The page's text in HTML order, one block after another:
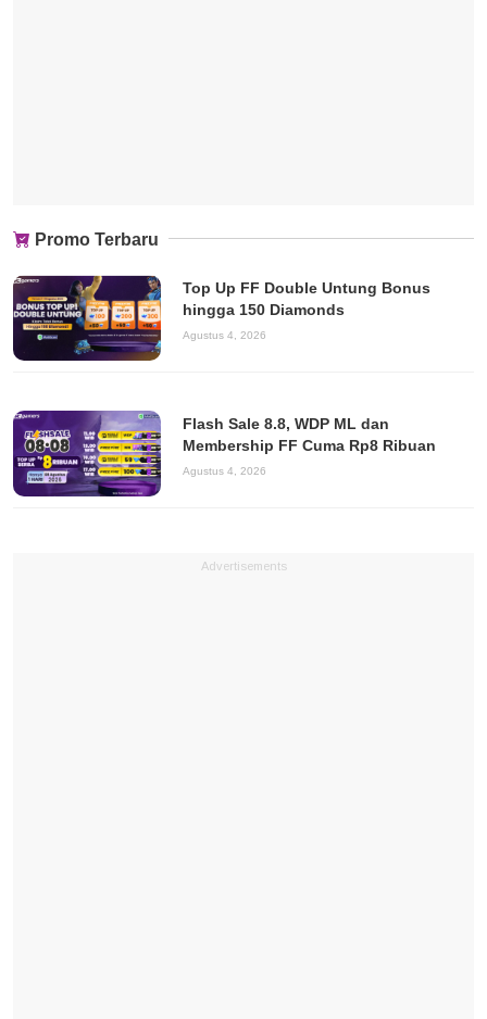
Promo Terbaru
Top Up FF Double Untung Bonus
hingga 150 Diamonds
Agustus 4, 2026
Flash Sale 8.8, WDP ML dan
Membership FF Cuma Rp8 Ribuan
Agustus 4, 2026
Advertisements